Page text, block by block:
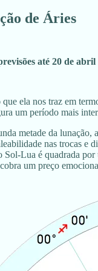
de Áries
até 20 de abril
ela nos traz em
um período mais
metade da
nas trocas e
Sol-Lua é quadrada
um preço